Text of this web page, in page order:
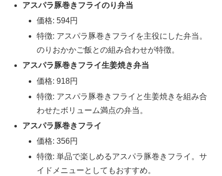
アスパラ豚巻きフライのり弁当
価格: 594円
特徴: アスパラ豚巻きフライを主役にした弁当。
のりおかかご飯との組み合わせが特徴。
アスパラ豚巻きフライ生姜焼き弁当
価格: 918円
特徴: アスパラ豚巻きフライと生姜焼きを組み合
わせたボリューム満点の弁当。
アスパラ豚巻きフライ
価格: 356円
特徴: 単品で楽しめるアスパラ豚巻きフライ。サ
イドメニューとしてもおすすめ。